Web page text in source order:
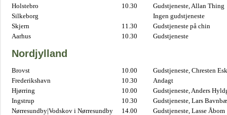
Holstebro
10.30
Gudstjeneste, Allan Thing
Silkeborg
Ingen gudstjeneste
Skjern
11.30
Gudstjeneste på chin
Aarhus
10.30 Gudstjeneste
Nordjylland
Brovst 10.00
Gudstjeneste, Chresten
Frederikshavn
10.30
Andagt
Hjørring
10.00
Gudstjeneste, Anders
Ingstrup
10.30
Gudstjeneste, Lars
Nørresundby|Vodskov i Nørresundby
14.00
Gudstjeneste, Lasse Åbom